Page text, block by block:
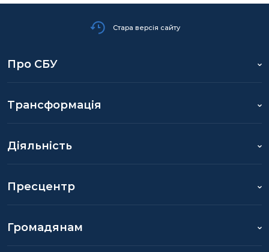
Стара версія сайту
Про СБУ
Трансформація
Діяльність
Пресцентр
Громадянам